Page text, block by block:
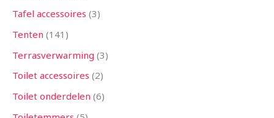
Tafel accessoires 3
Tenten 141
Terrasverwarming 3
Toilet accessoires 2
Toilet onderdelen 6